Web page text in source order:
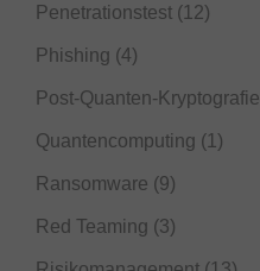
Penetrationstest (12)
Phishing (4)
Post-Quanten-Kryptografie
Quantencomputing (1)
Ransomware (9)
Red Teaming (3)